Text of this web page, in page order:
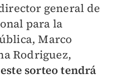
general de
para la
Marco
Rodriguez,
este sorteo tendrá